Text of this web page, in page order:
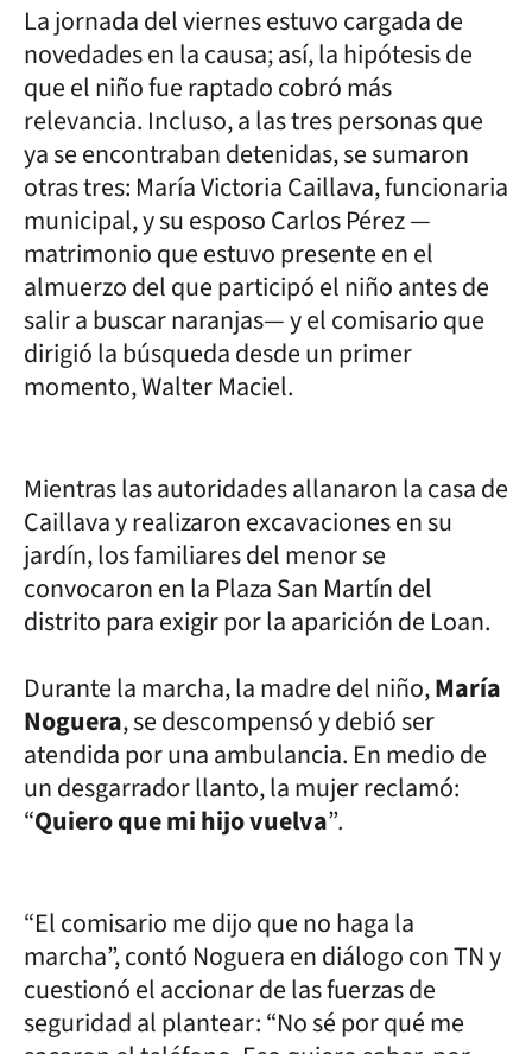
La jornada del viernes estuvo cargada de
novedades en la causa; así, la hipótesis de
que el niño fue raptado cobró más
relevancia. Incluso, a las tres personas que
ya se encontraban detenidas, se sumaron
otras tres: María Victoria Caillava, funcionaria
municipal, y su esposo Carlos Pérez —
matrimonio que estuvo presente en el
almuerzo del que participó el niño antes de
salir a buscar naranjas— y el comisario que
dirigió la búsqueda desde un primer
momento, Walter Maciel.
Mientras las autoridades allanaron la casa de
Caillava y realizaron excavaciones en su
jardín, los familiares del menor se
convocaron en la Plaza San Martín del
distrito para exigir por la aparición de Loan.
Durante la marcha, la madre del niño,María
Noguera, se descompensó y debió ser
atendida por una ambulancia. En medio de
un desgarrador llanto, la mujer reclamó:
“Quiero que mi hijo vuelva”.
“El comisario me dijo que no haga la
marcha”, contó Noguera en diálogo con TN y
cuestionó el accionar de las fuerzas de
seguridad al plantear: “No sé por qué me